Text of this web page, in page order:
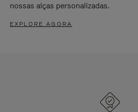
nossas alças personalizadas.
EXPLORE AGORA